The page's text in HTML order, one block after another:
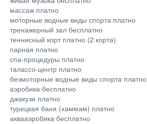
массаж платно
моторные водные виды спорта платно
тренажерный зал бесплатно
теннисный корт платно (2 корта)
парная платно
спа-процедуры платно
талассо-центр платно
безмоторные водные виды спорта платно
аэробика бесплатно
джакузи платно
турецкая баня (хаммам) платно
аквааэробика бесплатно